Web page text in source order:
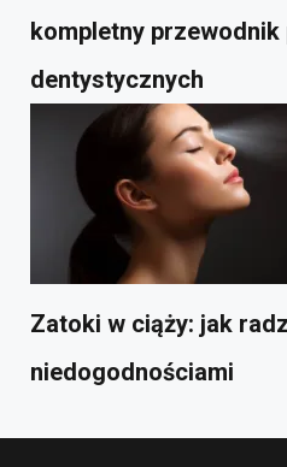
kompletny przewodnik
dentystycznych
Zatoki w ciąży: jak
niedogodnościami